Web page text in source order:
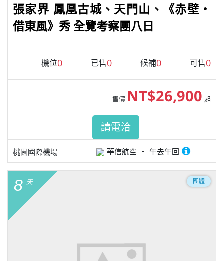
張家界 鳳凰古城、天門山、《赤壁・
借東風》秀 全覽考察團八日
機位0 已售0 候補0 可售0
桃園國際機場 華信航空 午去午回
售價 NT$26,900 起
請電洽
8 天 團體